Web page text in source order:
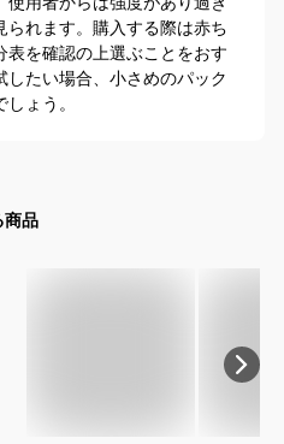
れます。購入する際は赤ち
表を確認の上選ぶことをおす
たい場合、小さめのパック
ょう。
商品